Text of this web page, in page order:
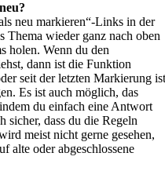
neu markieren“-Links in der
Thema wieder ganz nach oben
holen. Wenn du den
dann ist die Funktion
seit der letzten Markierung ist
Es ist auch möglich, das
du einfach eine Antwort
sicher, dass du die Regeln
meist nicht gerne gesehen,
alte oder abgeschlossene